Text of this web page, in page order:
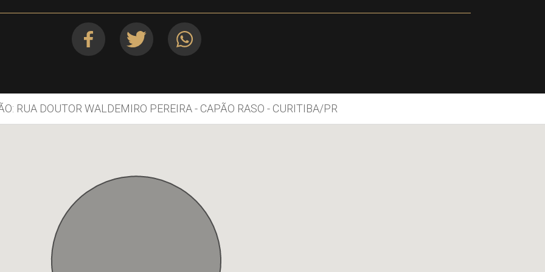
RUA DOUTOR WALDEMIRO PEREIRA - CAPÃO RASO - CURITIBA/PR